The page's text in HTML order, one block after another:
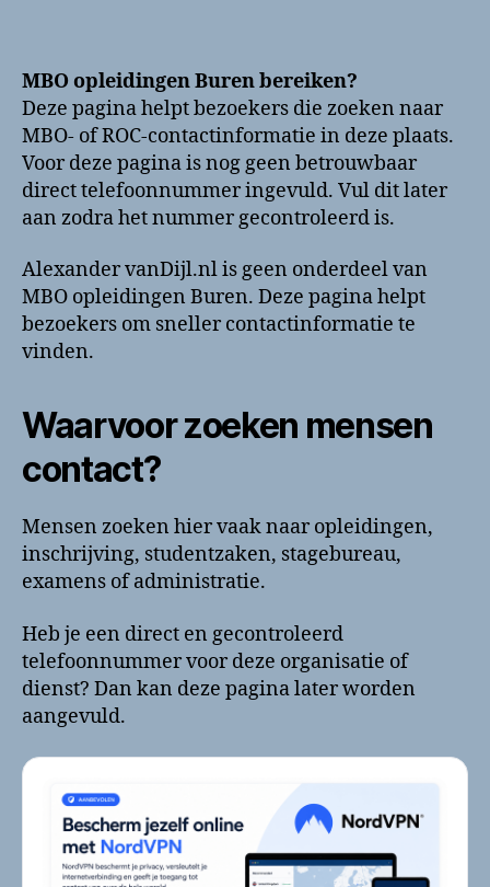
MBO opleidingen Buren bereiken?
Deze pagina helpt bezoekers die zoeken naar
MBO- of ROC-contactinformatie in deze plaats.
Voor deze pagina is nog geen betrouwbaar
direct telefoonnummer ingevuld. Vul dit later
aan zodra het nummer gecontroleerd is.
Alexander vanDijl.nl is geen onderdeel van
MBO opleidingen Buren. Deze pagina helpt
bezoekers om sneller contactinformatie te
vinden.
Waarvoor zoeken mensen
contact?
Mensen zoeken hier vaak naar opleidingen,
inschrijving, studentzaken, stagebureau,
examens of administratie.
Heb je een direct en gecontroleerd
telefoonnummer voor deze organisatie of
dienst? Dan kan deze pagina later worden
aangevuld.